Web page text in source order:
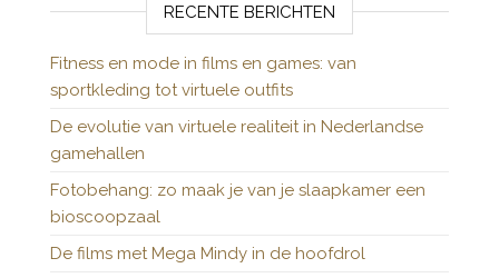
RECENTE BERICHTEN
Fitness en mode in films en games: van
sportkleding tot virtuele outfits
De evolutie van virtuele realiteit in Nederlandse
gamehallen
Fotobehang: zo maak je van je slaapkamer een
bioscoopzaal
De films met Mega Mindy in de hoofdrol